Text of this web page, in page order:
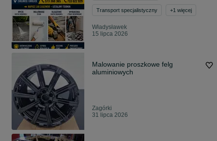
Transport specjalistyczny +1 więcej
Władysławek
15 lipca 2026
Malowanie proszkowe felg
aluminiowych
Zagórki
31 lipca 2026